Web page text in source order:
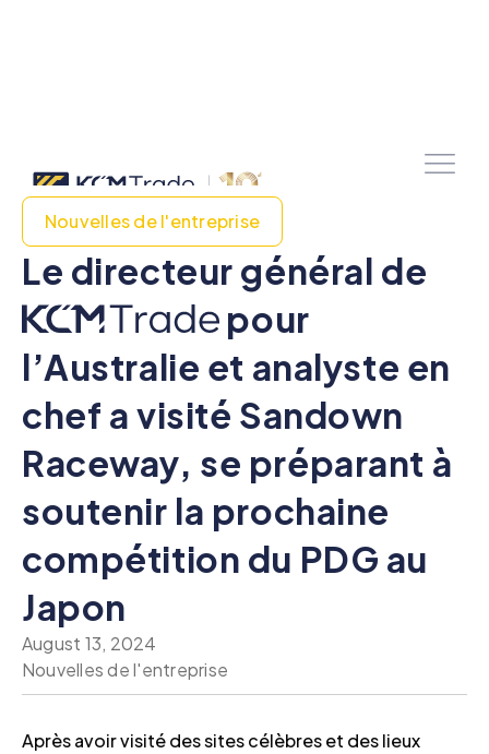
Nouvelles de l'entreprise
Le directeur général de
pour
l’Australie et analyste en
chef a visité Sandown
Raceway, se préparant à
soutenir la prochaine
compétition du PDG au
Japon
August 13, 2024
Nouvelles de l'entreprise
Après avoir visité des sites célèbres et des lieux